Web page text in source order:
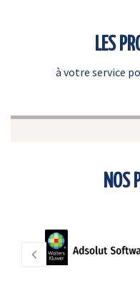
LES
à votre service
NOS